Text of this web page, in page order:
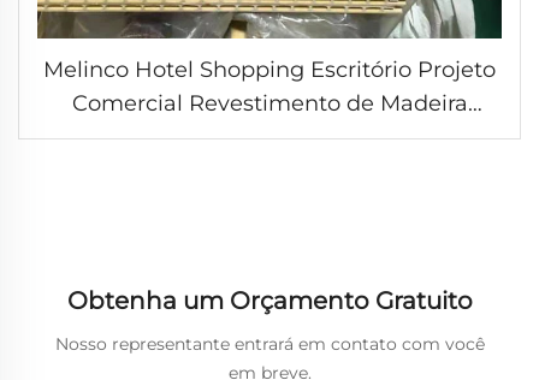
Melinco Hotel Shopping Escritório Projeto
Comercial Revestimento de Madeira
Decor Interiores Design Painéis para
Obtenha um Orçamento Gratuito
Nosso representante entrará em contato com você
em breve.